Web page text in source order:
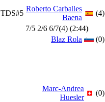
TDS#5
Roberto Carballes
Baena
(4)
7/5 2/6 6/7(4) (2:44)
Blaz Rola
(0)
Marc-Andrea
Huesler
(0)